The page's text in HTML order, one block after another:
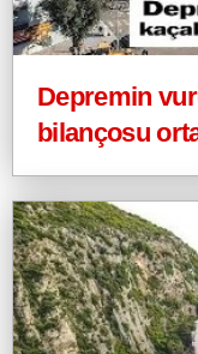
Depremin
bilançosu